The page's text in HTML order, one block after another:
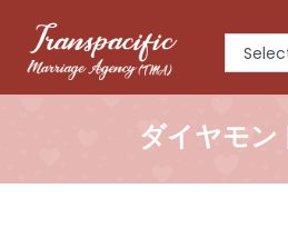
ダイヤモン